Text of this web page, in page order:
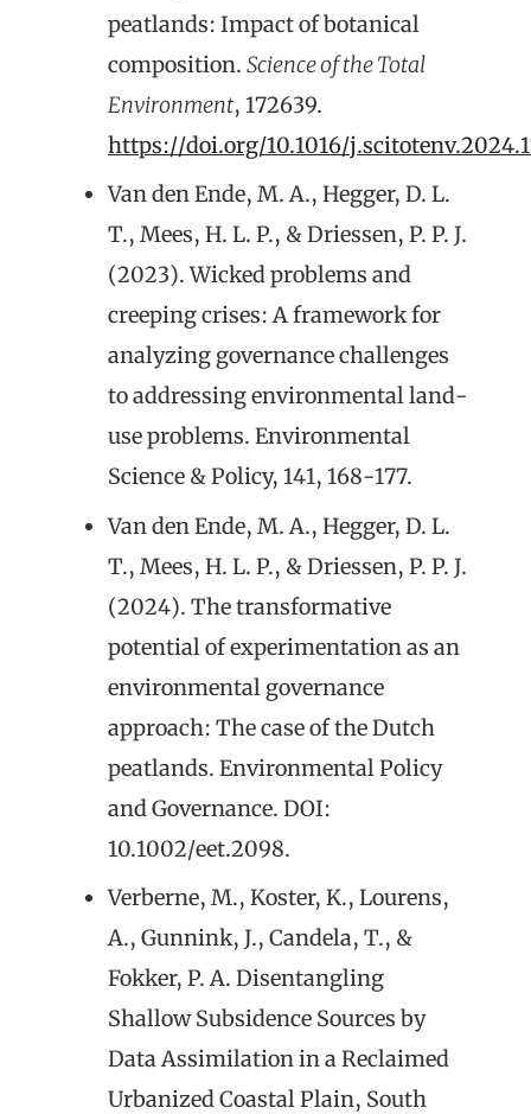
peatlands: Impact of botanical
composition. Science of the Total
Environment, 172639.
https://doi.org/10.1016/
Van den Ende, M. A., Hegger, D. L.
T., Mees, H. L. P., & Driessen, P. P. J.
(2023). Wicked problems and
creeping crises: A framework for
analyzing governance challenges
to addressing environmental land-
use problems. Environmental
Science & Policy, 141, 168-177.
Van den Ende, M. A., Hegger, D. L.
T., Mees, H. L. P., & Driessen, P. P. J.
(2024). The transformative
potential of experimentation as an
environmental governance
approach: The case of the Dutch
peatlands. Environmental Policy
and Governance. DOI:
10.1002/eet.2098.
Verberne, M., Koster, K., Lourens,
A., Gunnink, J., Candela, T., &
Fokker, P. A. Disentangling
Shallow Subsidence Sources by
Data Assimilation in a Reclaimed
Urbanized Coastal Plain, South